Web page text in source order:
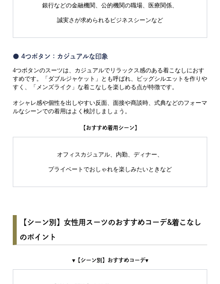
銀行などの金融機関、公的機関の職場、医療関係、
誠実さが求められるビジネスシーンなど
● 4つボタン：カジュアルな印象
4つボタンのスーツは、カジュアルでリラックス感のある着こなしにおす
すめです。「ダブルジャケット」とも呼ばれ、ビッグシルエットを作りや
すく、「メンズライク」な着こなしを楽しめる点が特徴です。
オシャレ感や個性を出しやすい反面、面接や商談時、式典などのフォーマ
ルなシーンでの着用はよく検討しましょう。
【おすすめ着用シーン】
オフィスカジュアル、内勤、ディナー、
プライベートでおしゃれを楽しみたいときなど
【シーン別】女性用スーツのおすすめコーデ&着こなし
のポイント
▾【シーン別】おすすめコーデ▾